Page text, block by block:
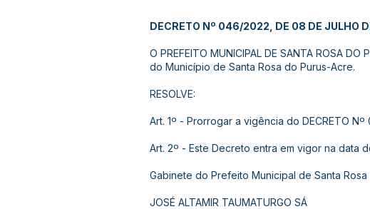
DECRETO Nº 046/2022, DE 08 DE JULHO
O PREFEITO MUNICIPAL DE SANTA ROSA
do Município de Santa Rosa do Purus-Acre.
RESOLVE:
Art. 1º - Prorrogar a vigência do DECRETO
Art. 2º - Este Decreto entra em vigor na data
Gabinete do Prefeito Municipal de Santa
JOSÉ ALTAMIR TAUMATURGO SÁ